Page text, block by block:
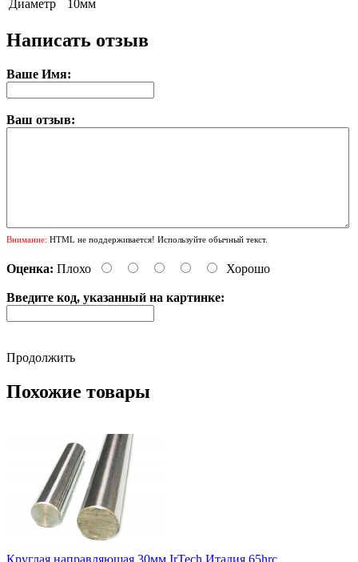
Диаметр
10мм
Написать отзыв
Ваше Имя:
Ваш отзыв:
Внимание: HTML не поддерживается! Используйте обычный текст.
Оценка: Плохо Хорошо
Введите код, указанный на картинке:
Продолжить
Похожие товары
Круглая направляющая 30мм IrTech Италия 65hrc